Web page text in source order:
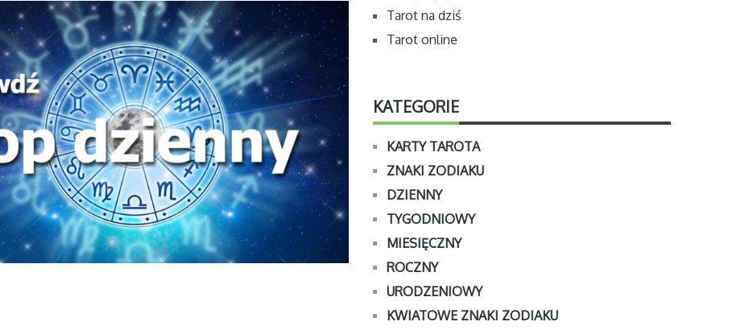
Tarot na dziś
Tarot online
KATEGORIE
KARTY TAROTA
ZNAKI ZODIAKU
DZIENNY
TYGODNIOWY
MIESIĘCZNY
ROCZNY
URODZENIOWY
KWIATOWE ZNAKI ZODIAKU